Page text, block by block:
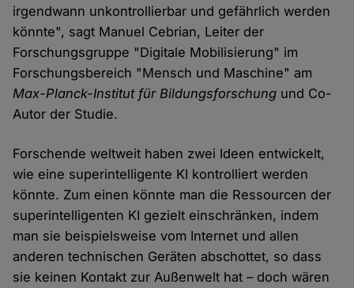
irgendwann unkontrollierbar und gefährlich werden
könnte", sagt Manuel Cebrian, Leiter der
Forschungsgruppe "Digitale Mobilisierung" im
Forschungsbereich "Mensch und Maschine" am
Max-Planck-Institut für Bildungsforschung und Co-
Autor der Studie.
Forschende weltweit haben zwei Ideen entwickelt,
wie eine superintelligente KI kontrolliert werden
könnte. Zum einen könnte man die Ressourcen der
superintelligenten KI gezielt einschränken, indem
man sie beispielsweise vom Internet und allen
anderen technischen Geräten abschottet, so dass
sie keinen Kontakt zur Außenwelt hat – doch wären